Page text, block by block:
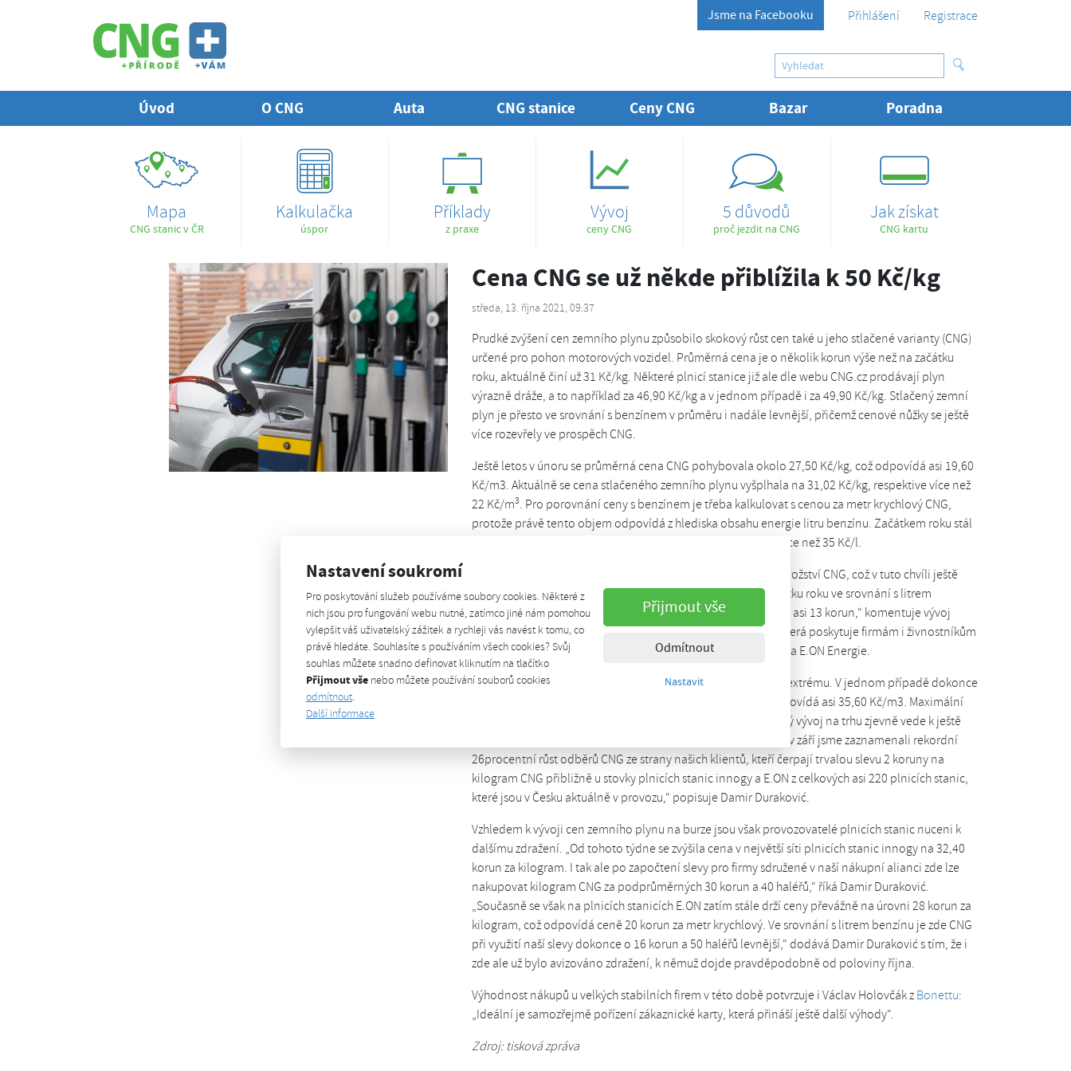
Nastavení soukromí
Pro poskytování služeb používáme soubory cookies. Některé z
nich jsou pro fungování webu nutné, zatímco jiné nám pomohou
vylepšit váš uživatelský zážitek a rychleji vás navést k tomu, co
právě hledáte. Souhlasíte s používáním všech cookies? Svůj
souhlas můžete snadno definovat kliknutím na tlačítko
Přijmout vše nebo můžete používání souborů cookies
odmítnout.
Další informace
Přijmout vše
Odmítnout
Nastavit
Jsme na Facebooku Přihlášení Registrace
Úvod O CNG Auta CNG stanice Ceny CNG Bazar Poradna
Mapa
CNG stanic v ČR
Kalkulačka
úspor
Příklady
z praxe
Vývoj
ceny CNG
5 důvodů
proč jezdit na CNG
Jak získat
CNG kartu
Cena CNG se už někde přiblížila k 50 Kč/kg
středa, 13. října 2021, 09:37
Prudké zvýšení cen zemního plynu způsobilo skokový růst cen také u jeho stlačené varianty (CNG)
určené pro pohon motorových vozidel. Průměrná cena je o několik korun výše než na začátku
roku, aktuálně činí už 31 Kč/kg. Některé plnicí stanice již ale dle webu CNG.cz prodávají plyn
výrazně dráže, a to například za 46,90 Kč/kg a v jednom případě i za 49,90 Kč/kg. Stlačený zemní
plyn je přesto ve srovnání s benzínem v průměru i nadále levnější, přičemž cenové nůžky se ještě
více rozevřely ve prospěch CNG.
Ještě letos v únoru se průměrná cena CNG pohybovala okolo 27,50 Kč/kg, což odpovídá asi 19,60
Kč/m3. Aktuálně se cena stlačeného zemního plynu vyšplhala na 31,02 Kč/kg, respektive více než
22 Kč/m3. Pro porovnání ceny s benzínem je třeba kalkulovat s cenou za metr krychlový CNG,
protože právě tento objem odpovídá z hlediska obsahu energie litru benzínu. Začátkem roku stál
litr benzínu v průměru něco přes 28 korun, aktuálně už stojí více než 35 Kč/l.
„Růst ceny u benzínu je výrazně vyšší než u odpovídajícího množství CNG, což v tuto chvíli ještě
posílilo cenovou výhodu CNG. Zatímco plyn vycházel na začátku roku ve srovnání s litrem
Naturalu 95 levněji průměrně o více než 8 korun, nyní je rozdíl asi 13 korun,“ komentuje vývoj
Damir Duraković, generální ředitel nákupní aliance Axigon, která poskytuje firmám i živnostníkům
CNG kartu akceptovanou na plnicích stanicích innogy Energo a E.ON Energie.
U některých plnicích stanic se však cena CNG již vyšplhala do extrému. V jednom případě dokonce
dle údajů webu CNG.cz dosahuje úrovně 49,90 Kč/kg, což odpovídá asi 35,60 Kč/m3. Maximální
ceny benzínu přitom dosahují téměř 38 Kč/l. „Tento nepříznivý vývoj na trhu zjevně vede k ještě
většímu zájmu o možnost získat zvýhodněné ceny CNG. Letos v září jsme zaznamenali rekordní
26procentní růst odběrů CNG ze strany našich klientů, kteří čerpají trvalou slevu 2 koruny na
kilogram CNG přibližně u stovky plnicích stanic innogy a E.ON z celkových asi 220 plnicích stanic,
které jsou v Česku aktuálně v provozu,“ popisuje Damir Duraković.
Vzhledem k vývoji cen zemního plynu na burze jsou však provozovatelé plnicích stanic nuceni k
dalšímu zdražení. „Od tohoto týdne se zvýšila cena v největší síti plnicích stanic innogy na 32,40
korun za kilogram. I tak ale po započtení slevy pro firmy sdružené v naší nákupní alianci zde lze
nakupovat kilogram CNG za podprůměrných 30 korun a 40 haléřů,“ říká Damir Duraković.
„Současně se však na plnicích stanicích E.ON zatím stále drží ceny převážně na úrovni 28 korun za
kilogram, což odpovídá ceně 20 korun za metr krychlový. Ve srovnání s litrem benzínu je zde CNG
při využití naší slevy dokonce o 16 korun a 50 haléřů levnější,“ dodává Damir Duraković s tím, že i
zde ale už bylo avizováno zdražení, k němuž dojde pravděpodobně od poloviny října.
Výhodnost nákupů u velkých stabilních firem v této době potvrzuje i Václav Holovčák z Bonettu:
„Ideální je samozřejmě pořízení zákaznické karty, která přináší ještě další výhody“.
Zdroj: tisková zpráva